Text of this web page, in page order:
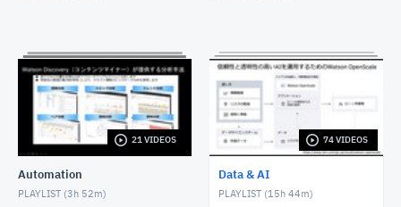
Watson Discoveryを使ったお客様の声分析
DECEMBER 16, 2021
IBM Cloud + SPSS Modeler Flow でデータ分析をや
ってみよう！
チャットボットでDB2のマニュアルを検索してみた
21 VIDEOS
Automation
PLAYLIST (3h 52m)
74 VIDEOS
Data & AI
PLAYLIST (15h 44m)